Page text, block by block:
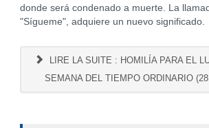
donde será condenado a muerte. La
"Sígueme", adquiere un nuevo significado.
LIRE LA SUITE : HOMILÍA PARA EL
SEMANA DEL TIEMPO ORDINARIO